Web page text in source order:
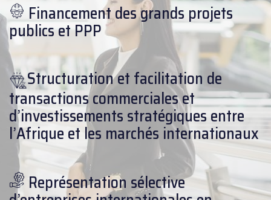
Financement des grands projets
publics et PPP
Structuration et facilitation de
transactions commerciales et
d’investissements stratégiques entre
l’Afrique et les marchés internationaux
Représentation sélective